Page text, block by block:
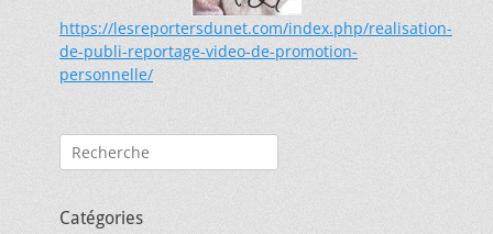
https://lesreportersdunet.com/index.php/realisation-
de-publi-reportage-video-de-promotion-
personnelle/
Rechercher :
Catégories